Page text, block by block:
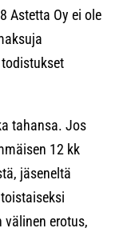
Astetta Oy ei ole
tahansa. Jos
12 kk
jäseneltä
erotus,